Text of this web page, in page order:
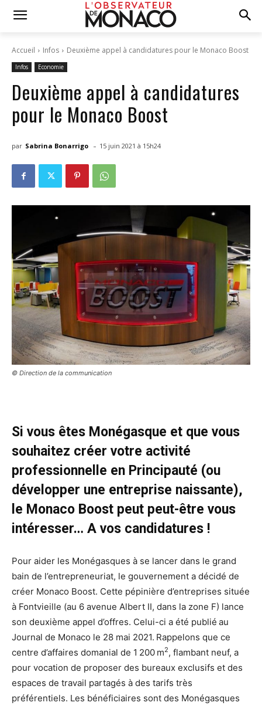
Accueil Infos Deuxième appel à candidatures pour le Monaco Boost
Infos Economie
Deuxième appel à candidatures
pour le Monaco Boost
par Sabrina Bonarrigo - 15 juin 2021 à 15h24
© Direction de la communication
Si vous êtes Monégasque et que vous
souhaitez créer votre activité
professionnelle en Principauté (ou
développer une entreprise naissante),
le Monaco Boost peut peut-être vous
intéresser… A vos candidatures !
Pour aider les Monégasques à se lancer dans le grand
bain de l’entrepreneuriat, le gouvernement a décidé de
créer Monaco Boost. Cette pépinière d’entreprises située
à Fontvieille (au 6 avenue Albert II, dans la zone F) lance
son deuxième appel d’offres. Celui-ci a été publié au
Journal de Monaco le 28 mai 2021. Rappelons que ce
centre d’affaires domanial de 1 200 m2, flambant neuf, a
pour vocation de proposer des bureaux exclusifs et des
espaces de travail partagés à des tarifs très
préférentiels. Les bénéficiaires sont des Monégasques